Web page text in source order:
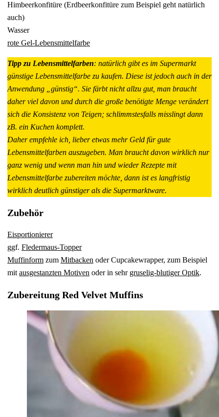
Himbeerkonfitüre (Erdbeerkonfitüre zum Beispiel geht natürlich
auch)
Wasser
rote Gel-Lebensmittelfarbe
Tipp zu Lebensmittelfarben: natürlich gibt es im Supermarkt
günstige Lebensmittelfarbe zu kaufen. Diese ist jedoch auch in der
Anwendung „günstig“. Sie färbt nicht allzu gut, man braucht
daher viel davon und durch die große benötigte Menge verändert
sich die Konsistenz von Teigen; schlimmstesfalls misslingt dann
zB. ein Kuchen komplett.
Daher empfehle ich, lieber etwas mehr Geld für gute
Lebensmittelfarben auszugeben. Man braucht davon wirklich nur
ganz wenig und wenn man hin und wieder Rezepte mit
Lebensmittelfarbe zubereiten möchte, dann ist es langfristig
wirklich deutlich günstiger als die Supermarktware.
Zubehör
Eisportionierer
ggf. Fledermaus-Topper
Muffinform zum Mitbacken oder Cupcakewrapper, zum Beispiel
mit ausgestanzten Motiven oder in sehr gruselig-blutiger Optik.
Zubereitung Red Velvet Muffins